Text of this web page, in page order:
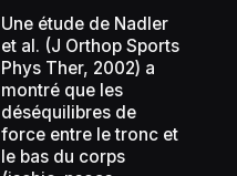
Une étude de Nadler
et al. (J Orthop Sports
Phys Ther, 2002) a
montré que les
déséquilibres de
force entre le tronc et
le bas du corps